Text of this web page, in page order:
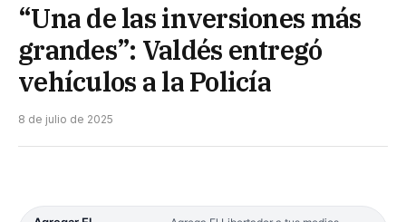
“Una de las inversiones más
grandes”: Valdés entregó
vehículos a la Policía
8 de julio de 2025